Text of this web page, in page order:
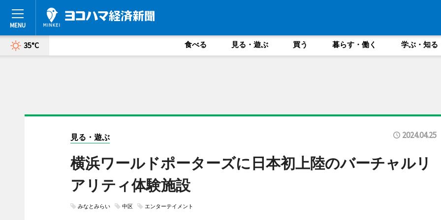
35°C 食べる 見る・遊ぶ 買う 暮らす・働く 学ぶ・知る
見る・遊ぶ 2024.04.25
横浜ワールドポーターズに日本初上陸のバーチャルリ
アリティ体験施設
みなとみらい 中区 エンターテイメント